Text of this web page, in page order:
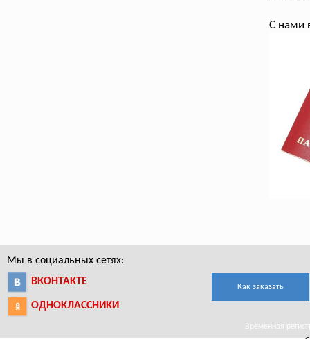
С нами
Мы в социальных сетях:
ВКОНТАКТЕ
ОДНОКЛАССНИКИ
Как заказать
Временная